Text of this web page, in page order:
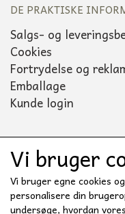
DE PRAKTISKE
Salgs- og
Cookies
Fortrydelse og
Emballage
Kunde login
Sociale medier
Vi bruger
Vi bruger egne cookies
personalisere din
undersøge, hvordan